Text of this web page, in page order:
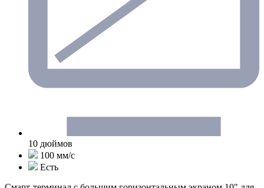
10 дюймов
100 мм/с
Есть